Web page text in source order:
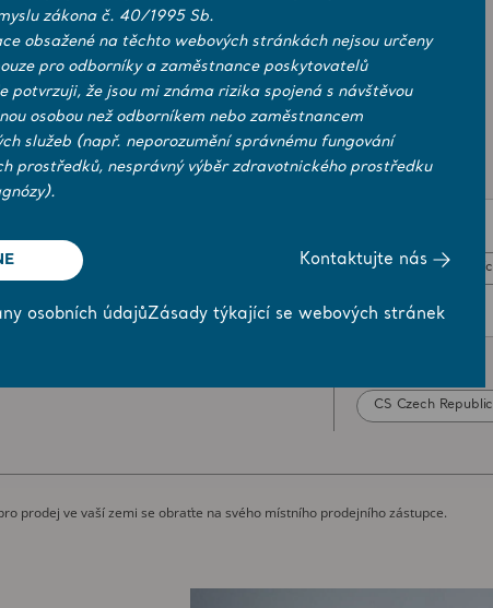
SOUVISEJÍCÍ VÝROBKY (3)
CS Czech Republic
CS Czech Republic
prodej ve vaší zemi se obraťte na svého místního prodejního zástupce.
zákona č. 40/1995 Sb.
obsažené na těchto webových stránkách nejsou určeny
pro odborníky a zaměstnance poskytovatelů
potvrzuji, že jsou mi známa rizika spojená s návštěvou
osobou než odborníkem nebo zaměstnancem
služeb (např. neporozumění správnému fungování
prostředků, nesprávný výběr zdravotnického prostředku
Kontaktujte nás
osobních údajůZásady týkající se webových stránek